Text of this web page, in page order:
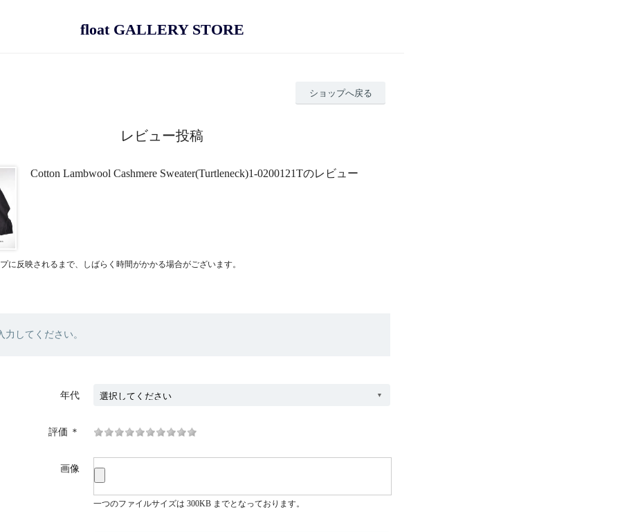
float GALLERY STORE
ショップへ戻る
レビュー投稿
Cotton Lambwool Cashmere Sweater(Turtleneck)1-0200121Tのレビュー
に反映されるまで、しばらく時間がかかる場合がございます。
力してください。
年代
評価 ＊
画像
一つのファイルサイズは 300KB までとなっております。